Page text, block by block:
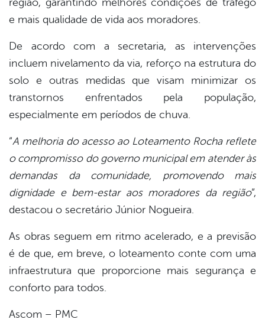
e mais qualidade de vida aos moradores.
De acordo com a secretaria, as intervenções
incluem nivelamento da via, reforço na estrutura do
solo e outras medidas que visam minimizar os
transtornos enfrentados pela população,
especialmente em períodos de chuva.
“A melhoria do acesso ao Loteamento Rocha reflete
o compromisso do governo municipal em atender às
demandas da comunidade, promovendo mais
dignidade e bem-estar aos moradores da região”,
destacou o secretário Júnior Nogueira.
As obras seguem em ritmo acelerado, e a previsão
é de que, em breve, o loteamento conte com uma
infraestrutura que proporcione mais segurança e
conforto para todos.
Ascom – PMC